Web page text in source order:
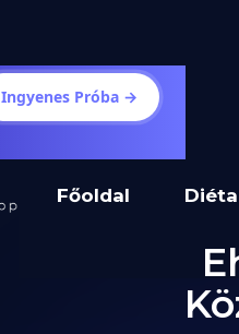
Főoldal Diéta
Ingyenes Próba →